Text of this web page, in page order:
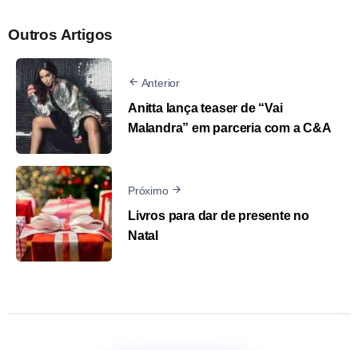
Outros Artigos
Anterior
Anitta lança teaser de “Vai
Malandra” em parceria com a C&A
Próximo
Livros para dar de presente no
Natal